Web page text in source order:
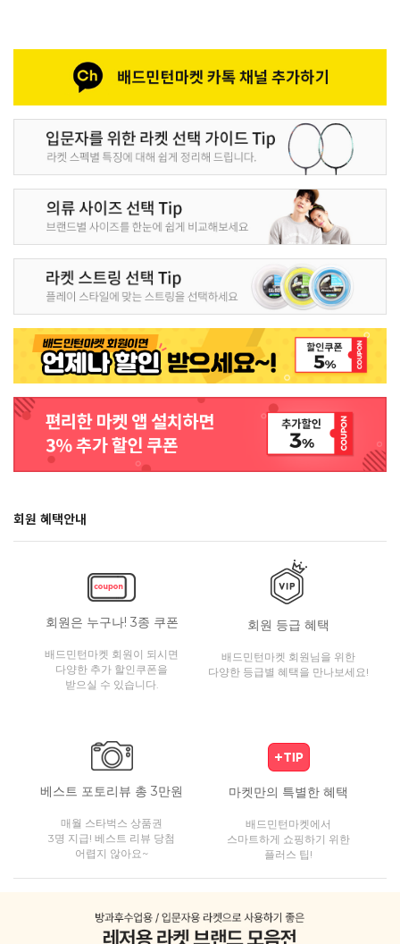
회원 혜택안내
회원은 누구나! 3종 쿠폰
배드민턴마켓 회원이 되시면
다양한 추가 할인쿠폰을
받으실 수 있습니다.
회원 등급 혜택
배드민턴마켓 회원님을 위한
다양한 등급별 혜택을 만나보세요!
베스트 포토리뷰 총 3만원
매월 스타벅스 상품권
3명 지급! 베스트 리뷰 당첨
어렵지 않아요~
마켓만의 특별한 혜택
배드민턴마켓에서
스마트하게 쇼핑하기 위한
플러스 팁!